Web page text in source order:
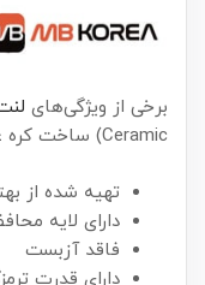
برخی از ویژگی‌های
Ceramic) ساخت کره عبارتند از:
تهیه شده از
دارای لایه
فاقد آزبست
دارای قدرت